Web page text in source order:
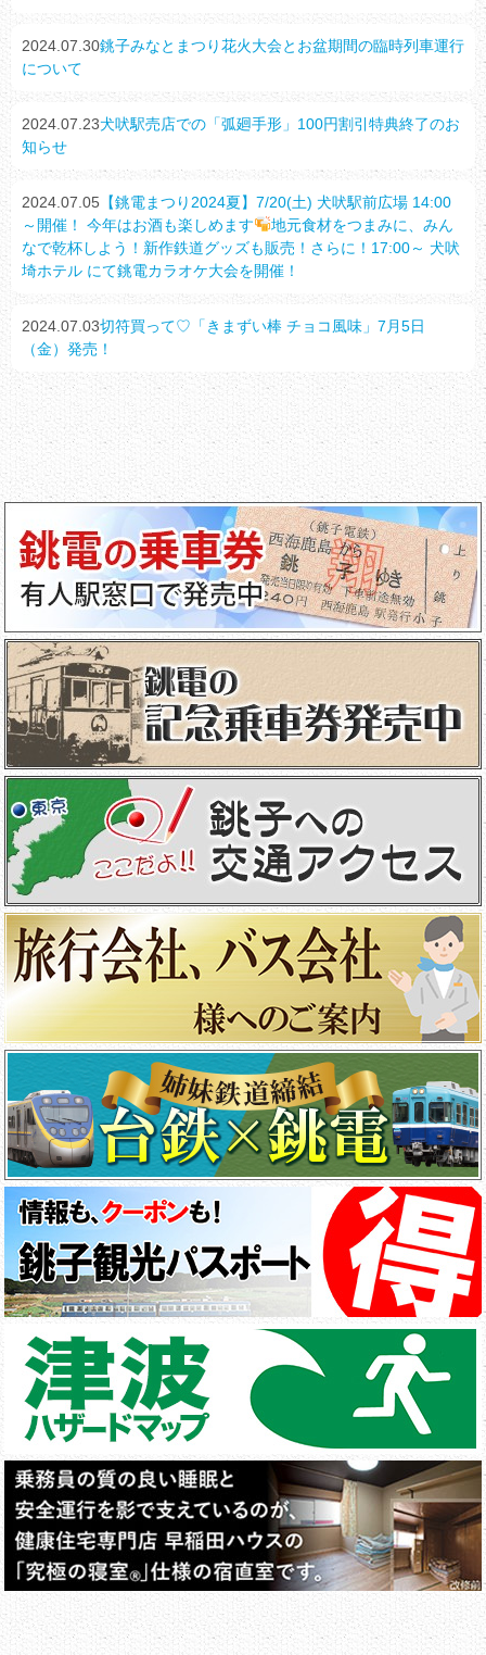
2024.07.30銚子みなとまつり花火大会とお盆期間の臨時列車運行
について
2024.07.23犬吠駅売店での「弧廻手形」100円割引特典終了のお
知らせ
2024.07.05 【銚電まつり2024夏】7/20(土) 犬吠駅前広場 14:00
～開催！ 今年はお酒も楽しめます
地元食材をつまみに、みん
なで乾杯しよう！新作鉄道グッズも販売！さらに！17:00～ 犬吠
埼ホテル にて銚電カラオケ大会を開催！
2024.07.03切符買って♡「きまずい棒 チョコ風味」7月5日
（金）発売！